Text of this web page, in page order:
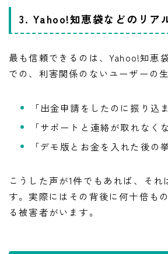
3. Yahoo!知恵袋などのリア
最も信頼できるのは、Yahoo!知恵
での、利害関係のないユーザーの生
「出金申請をしたのに振り込
「サポートと連絡が取れなく
「デモ版とお金を入れた後の
こうした声が1件でもあれば、それ
す。実際にはその背後に何十倍も
る被害者がいます。